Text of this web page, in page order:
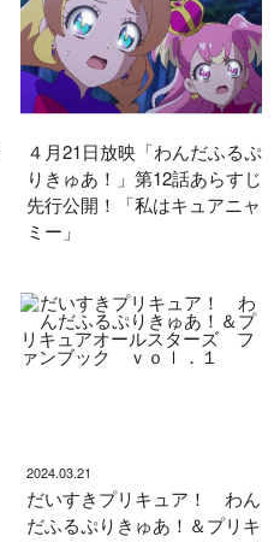
４月21日放映「わんだふるぷ
りきゅあ！」第12話あらすじ
先行公開！「私はキュアニャ
ミー」
2024.03.21
だいすきプリキュア！ わん
だふるぷりきゅあ！＆プリキ